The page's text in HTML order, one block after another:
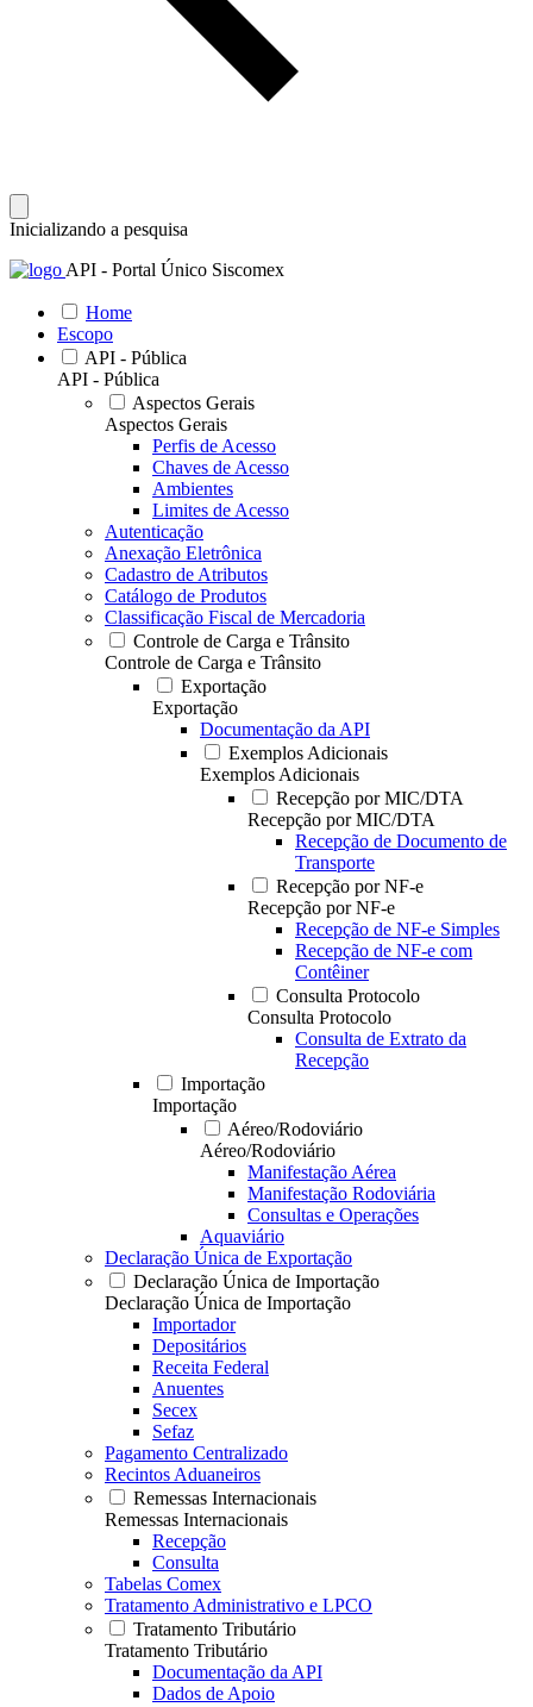
Inicializando a pesquisa
API - Portal Único Siscomex
Home
Escopo
API - Pública
API - Pública
Aspectos Gerais
Aspectos Gerais
Perfis de Acesso
Chaves de Acesso
Ambientes
Limites de Acesso
Autenticação
Anexação Eletrônica
Cadastro de Atributos
Catálogo de Produtos
Classificação Fiscal de Mercadoria
Controle de Carga e Trânsito
Controle de Carga e Trânsito
Exportação
Exportação
Documentação da API
Exemplos Adicionais
Exemplos Adicionais
Recepção por MIC/DTA
Recepção por MIC/DTA
Recepção de Documento de
Transporte
Recepção por NF-e
Recepção por NF-e
Recepção de NF-e Simples
Recepção de NF-e com
Contêiner
Consulta Protocolo
Consulta Protocolo
Consulta de Extrato da
Recepção
Importação
Importação
Aéreo/Rodoviário
Aéreo/Rodoviário
Manifestação Aérea
Manifestação Rodoviária
Consultas e Operações
Aquaviário
Declaração Única de Exportação
Declaração Única de Importação
Declaração Única de Importação
Importador
Depositários
Receita Federal
Anuentes
Secex
Sefaz
Pagamento Centralizado
Recintos Aduaneiros
Remessas Internacionais
Remessas Internacionais
Recepção
Consulta
Tabelas Comex
Tratamento Administrativo e LPCO
Tratamento Tributário
Tratamento Tributário
Documentação da API
Dados de Apoio